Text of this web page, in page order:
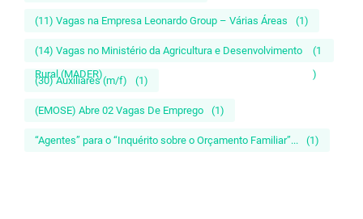
(11) Vagas na Empresa Leonardo Group – Várias Áreas (1)
(14) Vagas no Ministério da Agricultura e Desenvolvimento
Rural (MADER)
(1
)
(30) Auxiliares (m/f) (1)
(EMOSE) Abre 02 Vagas De Emprego (1)
“Agentes” para o “Inquérito sobre o Orçamento Familiar”... (1)